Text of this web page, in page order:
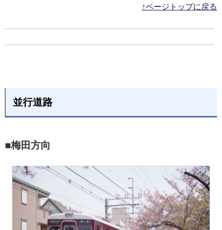
↑ページトップに戻る
並行道路
■梅田方向